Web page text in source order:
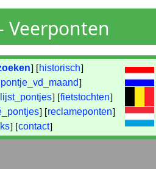
Veerponten
] [ historisch]
pontje_vd_maand]
lijst_pontjes] [fietstochten]
] [reclameponten]
] [contact]